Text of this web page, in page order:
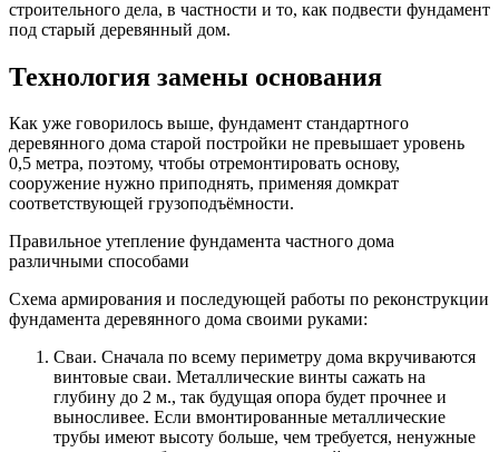
строительного дела, в частности и то, как подвести фундамент
под старый деревянный дом.
Технология замены основания
Как уже говорилось выше, фундамент стандартного
деревянного дома старой постройки не превышает уровень
0,5 метра, поэтому, чтобы отремонтировать основу,
сооружение нужно приподнять, применяя домкрат
соответствующей грузоподъёмности.
Правильное утепление фундамента частного дома
различными способами
Схема армирования и последующей работы по реконструкции
фундамента деревянного дома своими руками:
Сваи. Сначала по всему периметру дома вкручиваются
винтовые сваи. Металлические винты сажать на
глубину до 2 м., так будущая опора будет прочнее и
выносливее. Если вмонтированные металлические
трубы имеют высоту больше, чем требуется, ненужные